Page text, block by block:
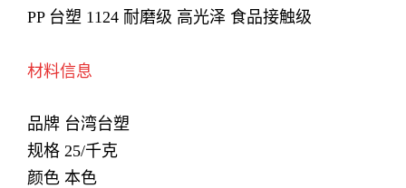
PP 台塑 1124 耐磨级 高光泽 食品接触级
材料信息
品牌 台湾台塑
规格 25/千克
颜色 本色